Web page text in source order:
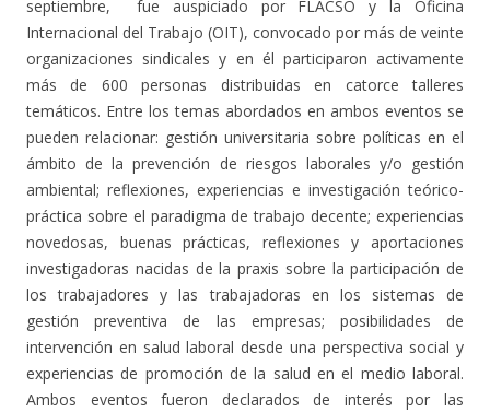
septiembre, fue auspiciado por FLACSO y la Oficina
Internacional del Trabajo (OIT), convocado por más de veinte
organizaciones sindicales y en él participaron activamente
más de 600 personas distribuidas en catorce talleres
temáticos. Entre los temas abordados en ambos eventos se
pueden relacionar: gestión universitaria sobre políticas en el
ámbito de la prevención de riesgos laborales y/o gestión
ambiental; reflexiones, experiencias e investigación teórico-
práctica sobre el paradigma de trabajo decente; experiencias
novedosas, buenas prácticas, reflexiones y aportaciones
investigadoras nacidas de la praxis sobre la participación de
los trabajadores y las trabajadoras en los sistemas de
gestión preventiva de las empresas; posibilidades de
intervención en salud laboral desde una perspectiva social y
experiencias de promoción de la salud en el medio laboral.
Ambos eventos fueron declarados de interés por las